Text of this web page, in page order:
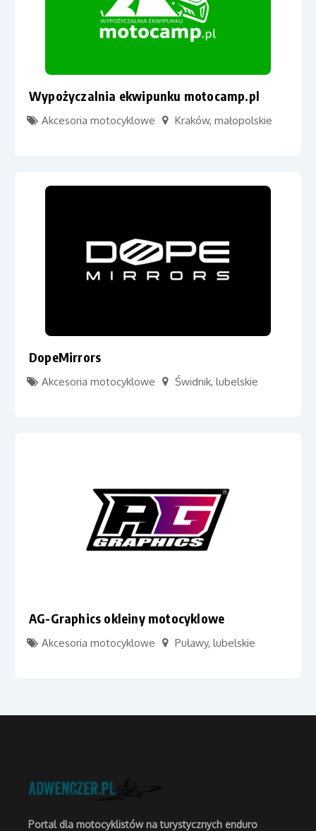
Wypożyczalnia ekwipunku motocamp.pl
Akcesoria motocyklowe Kraków, małopolskie
DopeMirrors
Akcesoria motocyklowe Świdnik, lubelskie
AG-Graphics okleiny motocyklowe
Akcesoria motocyklowe Puławy, lubelskie
Portal dla motocyklistów na turystycznych enduro